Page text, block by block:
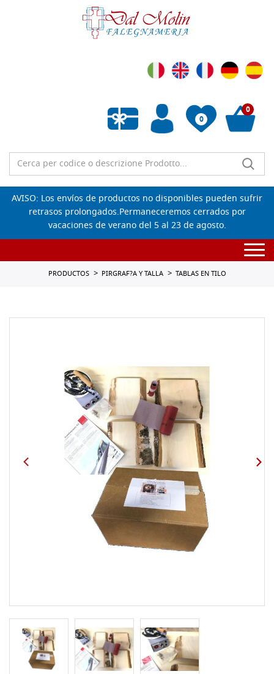
0
Lista de deseos vacía
0
AVISO: Los envíos de productos no disponibles pueden sufrir
retrasos prolongados.Permaneceremos cerrados por
vacaciones de verano del 5 al 23 de agosto.
PRODUCTOS PIRGRAF?A Y TALLA TABLAS EN TILO